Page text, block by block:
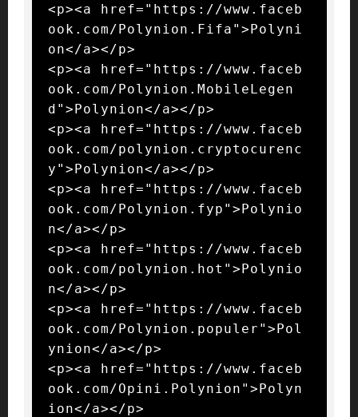
<p><a href="https://www.faceb
ook.com/Polynion.Fifa">Polyni
on</a></p>
<p><a href="https://www.faceb
ook.com/Polynion.MobileLegen
d">Polynion</a></p>
<p><a href="https://www.faceb
ook.com/polynion.cryptocurenc
y">Polynion</a></p>
<p><a href="https://www.faceb
ook.com/Polynion.fyp">Polynio
n</a></p>
<p><a href="https://www.faceb
ook.com/polynion.hot">Polynio
n</a></p>
<p><a href="https://www.faceb
ook.com/Polynion.populer">Pol
ynion</a></p>
<p><a href="https://www.faceb
ook.com/Opini.Polynion">Polyn
ion</a></p>